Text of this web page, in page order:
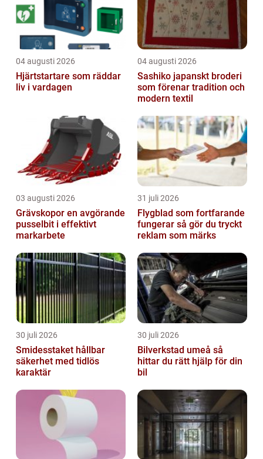
04 augusti 2026
Hjärtstartare som räddar
liv i vardagen
04 augusti 2026
Sashiko japanskt broderi
som förenar tradition och
modern textil
03 augusti 2026
Grävskopor en avgörande
pusselbit i effektivt
markarbete
31 juli 2026
Flygblad som fortfarande
fungerar så gör du tryckt
reklam som märks
30 juli 2026
Smidesstaket hållbar
säkerhet med tidlös
karaktär
30 juli 2026
Bilverkstad umeå så
hittar du rätt hjälp för din
bil